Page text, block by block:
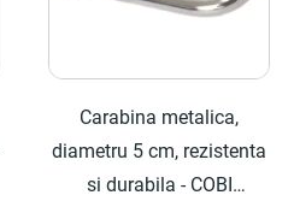
Carabina metalica,
diametru 5 cm, rezistenta
si durabila - COBI